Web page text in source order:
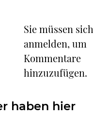
Sie müssen sich
anmelden, um
Kommentare
hinzuzufügen.
haben hier